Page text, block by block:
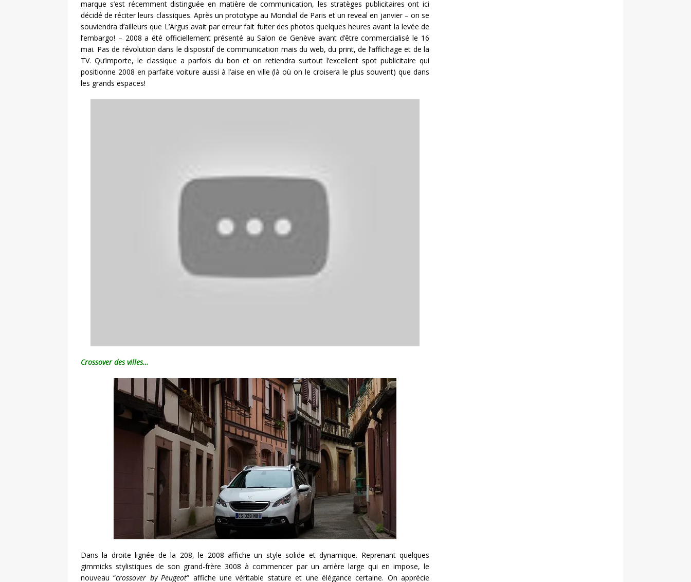
marque s’est récemment distinguée en matière de communication, les stratèges publicitaires ont ici
décidé de réciter leurs classiques. Après un prototype au Mondial de Paris et un reveal en janvier – on se
souviendra d’ailleurs que L’Argus avait par erreur fait fuiter des photos quelques heures avant la levée de
l’embargo! – 2008 a été officiellement présenté au Salon de Genève avant d’être commercialisé le 16
mai. Pas de révolution dans le dispositif de communication mais du web, du print, de l’affichage et de la
TV. Qu’importe, le classique a parfois du bon et on retiendra surtout l’excellent spot publicitaire qui
positionne 2008 en parfaite voiture aussi à l’aise en ville (là où on le croisera le plus souvent) que dans
les grands espaces!
Crossover des villes…
Dans la droite lignée de la 208, le 2008 affiche un style solide et dynamique. Reprenant quelques
gimmicks stylistiques de son grand-frère 3008 à commencer par un arrière large qui en impose, le
nouveau “crossover by Peugeot” affiche une véritable stature et une élégance certaine. On apprécie